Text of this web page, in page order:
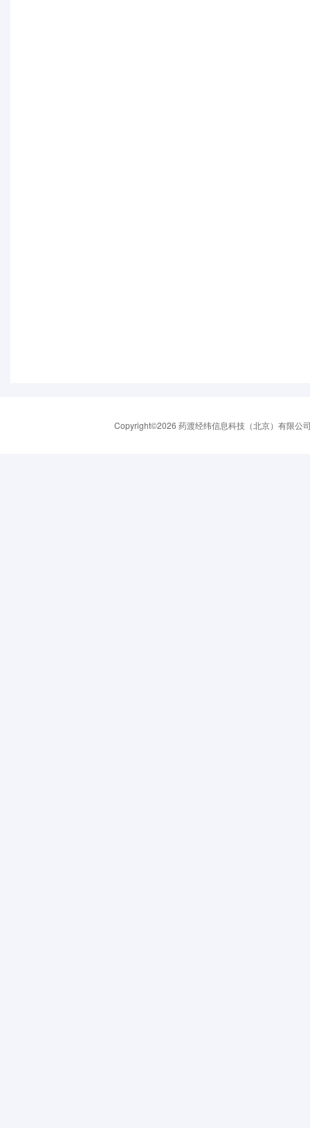
Copyright©2026 药渡经纬信息科技（北京）有限公